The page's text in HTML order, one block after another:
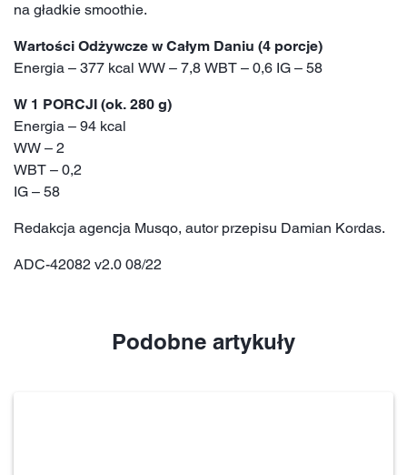
na gładkie smoothie.
Wartości Odżywcze w Całym Daniu (4 porcje)
Energia – 377 kcal WW – 7,8 WBT – 0,6 IG – 58
W 1 PORCJI (ok. 280 g)
Energia – 94 kcal
WW – 2
WBT – 0,2
IG – 58
Redakcja agencja Musqo, autor przepisu Damian Kordas.
ADC-42082 v2.0 08/22
Podobne artykuły